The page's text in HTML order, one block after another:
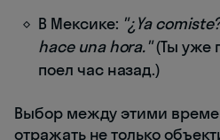
В Мексике: "¿Ya
hace una hora."(Ты уже
поел час назад.)
Выбор между этими
отражать не только